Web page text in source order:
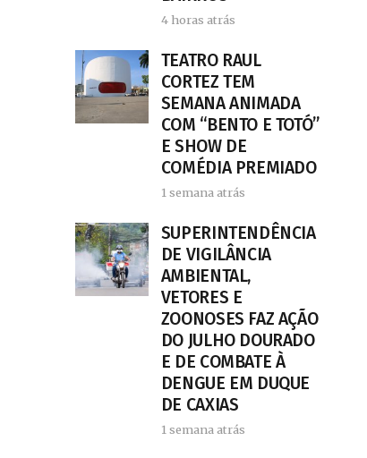
4 horas atrás
TEATRO RAUL
CORTEZ TEM
SEMANA ANIMADA
COM “BENTO E TOTÓ”
E SHOW DE
COMÉDIA PREMIADO
1 semana atrás
SUPERINTENDÊNCIA
DE VIGILÂNCIA
AMBIENTAL,
VETORES E
ZOONOSES FAZ AÇÃO
DO JULHO DOURADO
E DE COMBATE À
DENGUE EM DUQUE
DE CAXIAS
1 semana atrás